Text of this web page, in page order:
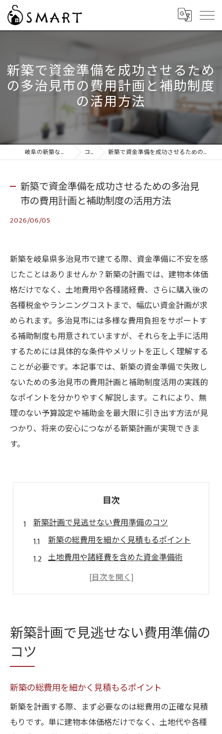
新築で資金準備を成功させるため
の多治見市の費用計画と補助制度
の活用方法
岐阜の新築なら株式会社スマート コラム 新築で資金準備を成功させるための多治見市の費用計画と補助制度の活用方法
新築で資金準備を成功させるための多治見
市の費用計画と補助制度の活用方法
2026/06/05
新築を岐阜県多治見市で建てる際、資金準備に不安を感
じたことはありませんか？新築の計画では、建物本体価
格だけでなく、土地費用や各種諸経費、さらに購入後の
各種税金やランニングコストまで、幅広い資金計画が求
められます。多治見市には多様な費用負担をサポートす
る補助制度も用意されていますが、それらを上手に活用
するためには具体的な条件やメリットを正しく理解する
ことが必要です。本記事では、新築の資金準備で失敗し
ないための多治見市の費用計画と補助制度活用の実践的
なポイントを分かりやすく解説します。これにより、無
理のない予算設定や補助金を最大限に引き出す方法が見
つかり、将来の安心につながる新築計画が実現できま
す。
目次
新築計画で見逃せない費用準備のコツ
新築の総費用を細かく見積もるポイント
土地費用や諸経費を含めた資金準備術
新築で見落としがちな追加費用の注意点
無理のない新築資金計画の立て方とは
多治見市における資金準備の実践例
多治見市の新築で活用できる補助情報
新築計画で見逃せない費用準備の
コツ
新築の総費用を細かく見積もるポイント
新築を計画する際、まず必要なのは総費用の正確な見積
もりです。単に建物本体価格だけでなく、土地代や各種